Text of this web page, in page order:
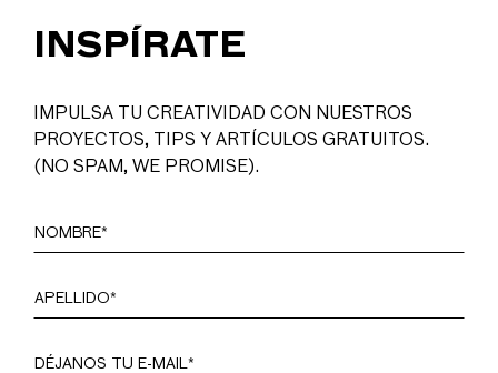
INSPÍRATE
IMPULSA TU CREATIVIDAD CON NUESTROS
PROYECTOS, TIPS Y ARTÍCULOS GRATUITOS.
(NO SPAM, WE PROMISE).